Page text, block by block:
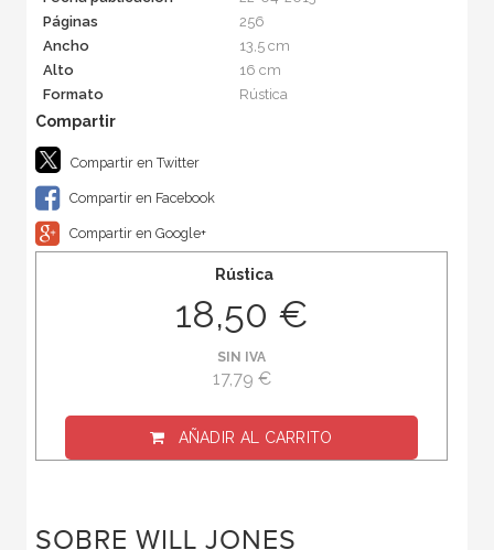
Páginas
256
Ancho
13,5 cm
Alto
16 cm
Formato
Rústica
Compartir en Twitter
Compartir en Facebook
Compartir en Google+
Rústica
18,50 €
SIN IVA
17,79 €
AÑADIR AL CARRITO
SOBRE WILL JONES